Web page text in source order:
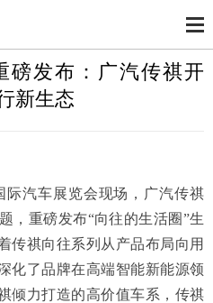
磅发布：广汽传祺开
新生态
际汽车展览会现场，广汽传祺
，重磅发布“向往的生活圈”生
传祺向往系列从产品布局向用
化了品牌在高端智能新能源领
倾力打造的高价值车系，传祺